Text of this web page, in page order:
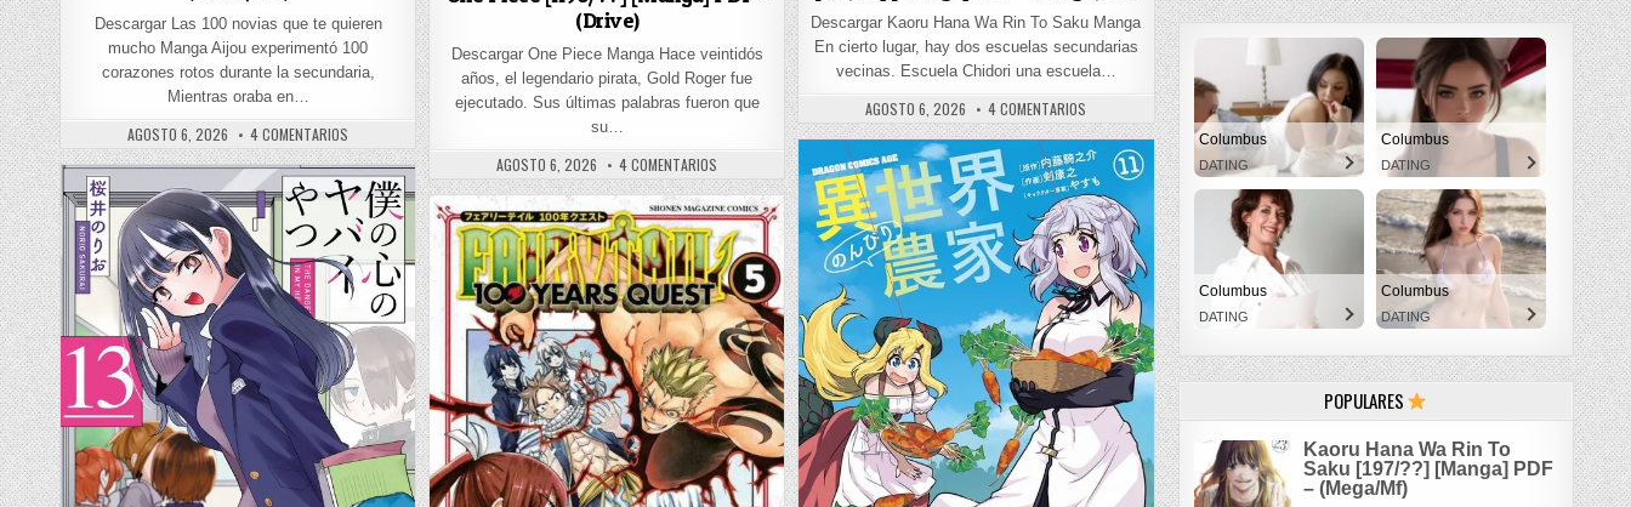
Descargar Las 100 novias que te quieren
mucho Manga Aijou experimentó 100
corazones rotos durante la secundaria,
Mientras oraba en…
PUBLISHED DATE:
AGOSTO 6, 2026 4 COMENTARIOS EN KIMI NO KOTO GA DAI DAI DAI DAI DAISUKI [253/??] [MANGA] PDF – (DRIVE/MF)
(Drive)
Descargar One Piece Manga Hace veintidós
años, el legendario pirata, Gold Roger fue
ejecutado. Sus últimas palabras fueron que
su…
PUBLISHED DATE:
AGOSTO 6, 2026 4 COMENTARIOS EN ONE PIECE [1190/??] [MANGA] PDF – (DRIVE)
Descargar Kaoru Hana Wa Rin To Saku Manga
En cierto lugar, hay dos escuelas secundarias
vecinas. Escuela Chidori una escuela…
PUBLISHED DATE:
AGOSTO 6, 2026 4 COMENTARIOS EN KAORU HANA WA RIN TO SAKU [197/??] [MANGA] PDF – (MEGA/MF)
Columbus
DATING
Columbus
DATING
Columbus
DATING
Columbus
DATING
POPULARES
Kaoru Hana Wa Rin To
Saku [197/??] [Manga] PDF
– (Mega/Mf)